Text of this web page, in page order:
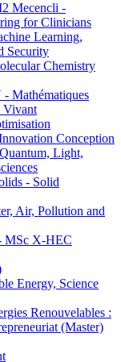
Mecencli -
for Clinicians
Learning,
Security
Chemistry
Mathématiques
Vivant
Conception
Light,
- Solid
Air, Pollution and
MSc X-HEC
Energy, Science
Renouvelables :
(Master)